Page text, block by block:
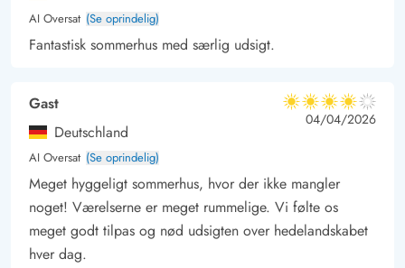
mod nord, er her også mulighed for en dejlig udflugt rundt
omkring Ringkøbing Fjord. Her er både større og mindre byer
AI Oversat (Se oprindelig)
Fantastisk sommerhus med særlig udsigt.
Gast
Deutschland
AI Oversat (Se oprindelig)
4 ud af 5
4 ud af 5
4 out of 5
04/04/2026
Meget hyggeligt sommerhus, hvor der ikke mangler
noget! Værelserne er meget rummelige. Vi følte os
meget godt tilpas og nød udsigten over hedelandskabet
hver dag.